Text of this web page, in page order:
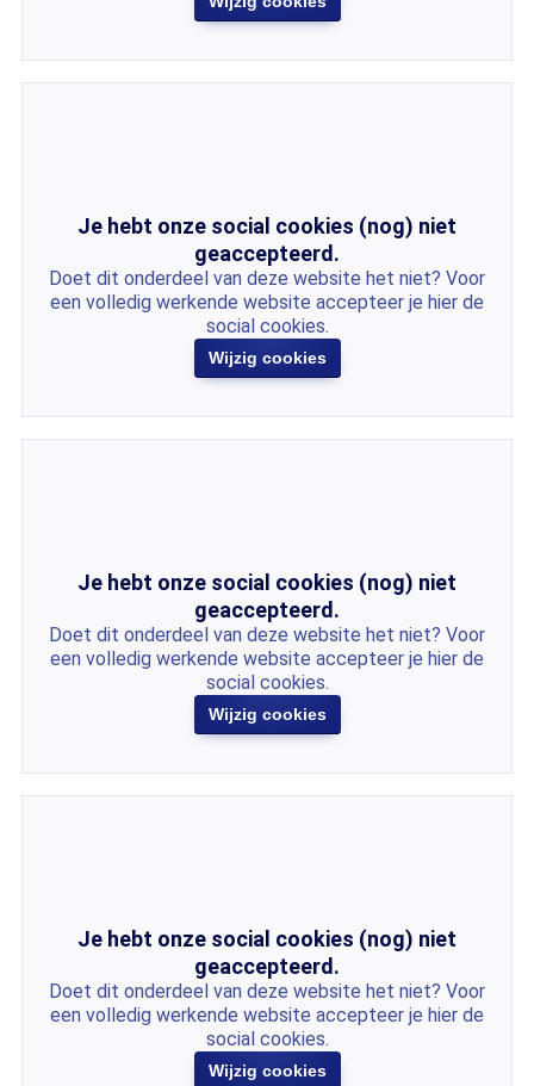
Je hebt onze social cookies (nog) niet
geaccepteerd.
Doet dit onderdeel van deze website het niet? Voor
een volledig werkende website accepteer je hier de
social cookies.
Wijzig cookies
Je hebt onze social cookies (nog) niet
geaccepteerd.
Doet dit onderdeel van deze website het niet? Voor
een volledig werkende website accepteer je hier de
social cookies.
Wijzig cookies
Je hebt onze social cookies (nog) niet
geaccepteerd.
Doet dit onderdeel van deze website het niet? Voor
een volledig werkende website accepteer je hier de
social cookies.
Wijzig cookies